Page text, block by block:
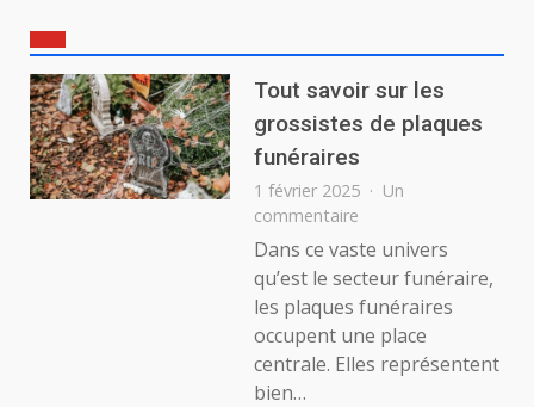
Tout savoir sur les
grossistes de plaques
funéraires
1 février 2025
Un
commentaire
Tout
savoir
sur
les
grossistes
de
Dans ce vaste univers
qu’est le secteur funéraire,
les plaques funéraires
occupent une place
centrale. Elles représentent
bien…